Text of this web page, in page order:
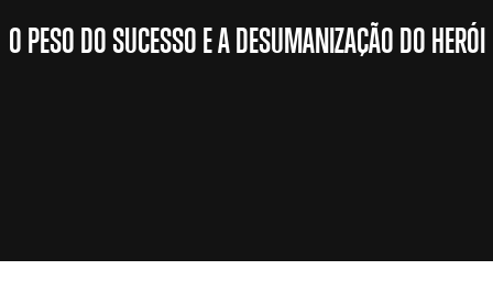
O PESO DO SUCESSO E A DESUMANIZAÇÃO DO HERÓI